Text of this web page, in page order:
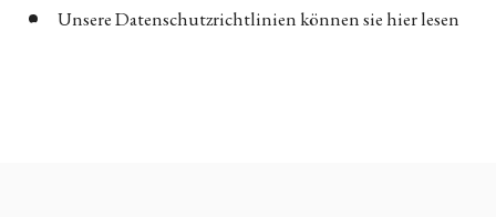
Unsere Datenschutzrichtlinien können sie hier lesen